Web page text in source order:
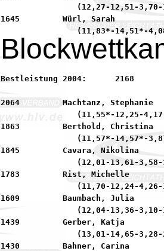
(12,27-12,51-
1645         Würl, Sarah
Bestleistung 2004:	2168         Frank, Julia            92 SKG Sprendlingen
2064         Machtanz, Stephanie
(11,55*-12,25-
1863         Berthold, Christina
(11,57*-14,57*-
1845         Cavara, Nikolina
(12,01-13,61-
1783         Rist, Michelle
(11,70-12,24-
1609         Baumbach, Julia
(12,04-13,36-
1439         Gerber, Katja
(13,01-14,65-
1430         Bahner, Carina